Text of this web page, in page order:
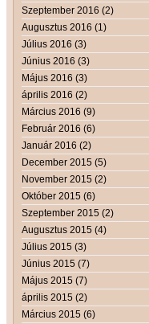
Szeptember 2016 (2)
Augusztus 2016 (1)
Július 2016 (3)
Június 2016 (3)
Május 2016 (3)
április 2016 (2)
Március 2016 (9)
Február 2016 (6)
Január 2016 (2)
December 2015 (5)
November 2015 (2)
Október 2015 (6)
Szeptember 2015 (2)
Augusztus 2015 (4)
Július 2015 (3)
Június 2015 (7)
Május 2015 (7)
április 2015 (2)
Március 2015 (6)